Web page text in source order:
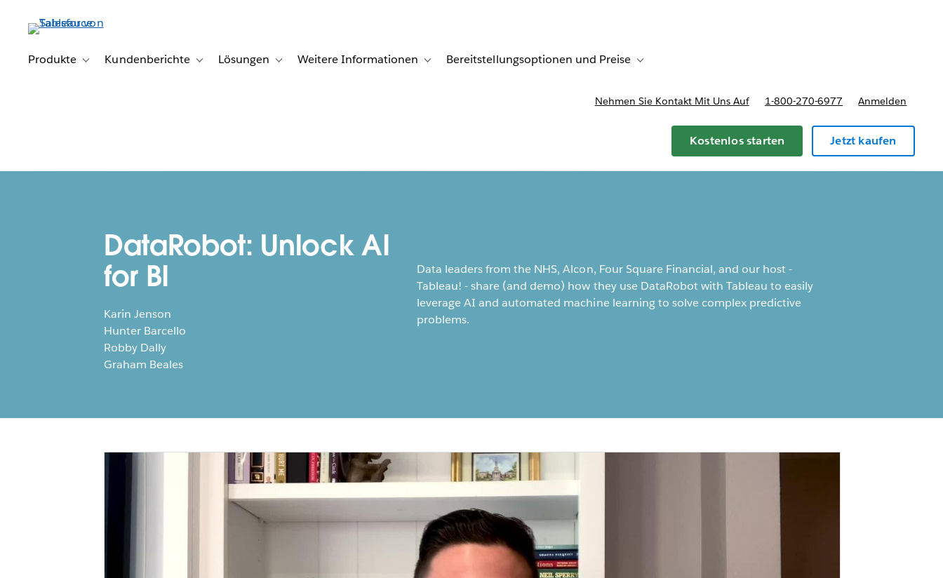
Produkte
Toggle sub-navigation for Produkte
Kundenberichte Toggle sub-navigation for Kundenberichte
Lösungen Toggle sub-navigation for Lösungen
Weitere Informationen Toggle sub-navigation for Weitere Informationen
Bereitstellungsoptionen und Preise Toggle sub-navigation for Bereitstellungsoptionen und Preise
Nehmen Sie Kontakt Mit Uns Auf 1-800-270-6977 Anmelden
Kostenlos starten Jetzt kaufen
DataRobot: Unlock AI
for BI
Karin Jenson
Hunter Barcello
Robby Dally
Graham Beales
Data leaders from the NHS, Alcon, Four Square Financial, and our host -
Tableau! - share (and demo) how they use DataRobot with Tableau to easily
leverage AI and automated machine learning to solve complex predictive
problems.